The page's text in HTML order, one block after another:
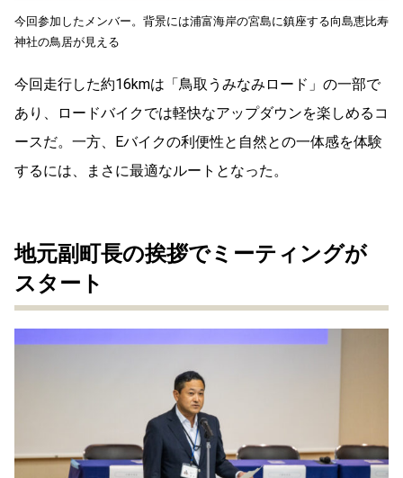
今回参加したメンバー。背景には浦富海岸の宮島に鎮座する向島恵比寿
神社の鳥居が見える
今回走行した約16kmは「鳥取うみなみロード」の一部で
あり、ロードバイクでは軽快なアップダウンを楽しめるコ
ースだ。一方、Eバイクの利便性と自然との一体感を体験
するには、まさに最適なルートとなった。
地元副町長の挨拶でミーティングが
スタート